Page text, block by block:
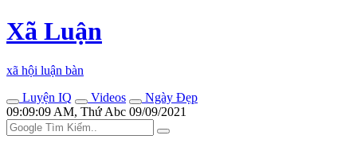
Xã Luận
xã hội luận bàn
Luyện IQ
Videos
Ngày Đẹp
09:09:09 AM, Thứ Abc 09/09/2021